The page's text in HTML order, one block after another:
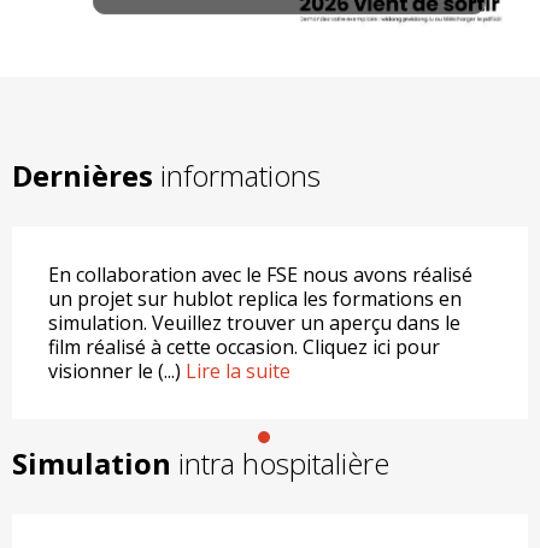
Dernières informations
En collaboration avec le FSE nous avons réalisé
un projet sur hublot replica les formations en
simulation. Veuillez trouver un aperçu dans le
film réalisé à cette occasion. Cliquez ici pour
visionner le (...) Lire la suite
1
Simulation intra hospitalière